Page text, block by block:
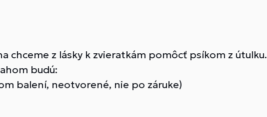
chceme z lásky k zvieratkám pomôcť psíkom z útulku.
budú:
balení, neotvorené, nie po záruke)